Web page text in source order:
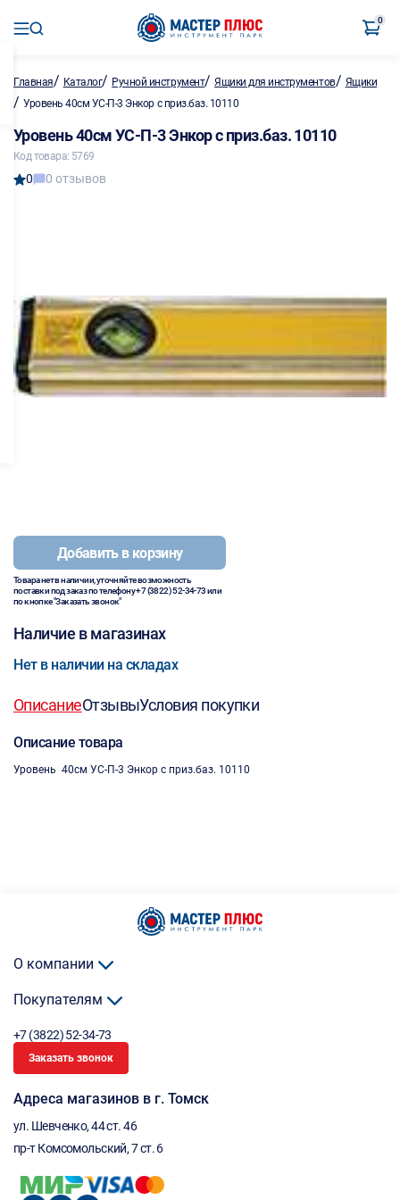
0
Главная/ Каталог/ Ручной инструмент/Ящики для инструментов/ Ящики
/ Уровень 40см УС-П-3 Энкор с приз.баз. 10110
Уровень 40см УС-П-3 Энкор с приз.баз. 10110
Код товара: 5769
0 0 отзывов
Добавить в корзину
Товара нет в наличии, уточняйте возможность
поставки под заказ по телефону+7 (3822) 52-34-73или
по кнопке "Заказать звонок"
Наличие в магазинах
Нет в наличии на складах
ОписаниеОтзывыУсловия покупки
Описание товара
Уровень 40см УС-П-3 Энкор с приз.баз. 10110
О компании
Покупателям
+7 (3822) 52-34-73
Заказать звонок
Адреса магазинов в г. Томск
ул. Шевченко, 44 ст. 46
пр-т Комсомольский, 7 ст. 6